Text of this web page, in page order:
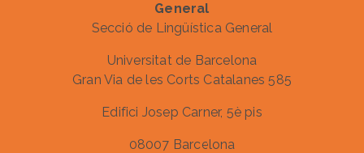
General
Secció de Lingüística General
Universitat de Barcelona
Gran Via de les Corts Catalanes 585
Edifici Josep Carner, 5è pis
08007 Barcelona